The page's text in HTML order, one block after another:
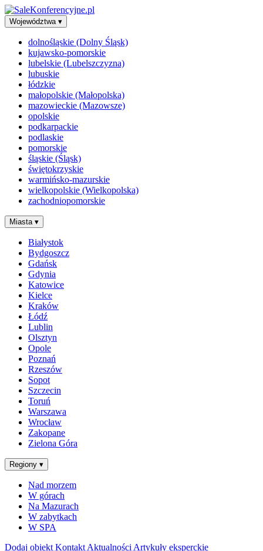
Województwa ▾
dolnośląskie (Dolny Śląsk)
kujawsko-pomorskie
lubelskie (Lubelszczyzna)
lubuskie
łódzkie
małopolskie (Małopolska)
mazowieckie (Mazowsze)
opolskie
podkarpackie
podlaskie
pomorskie
śląskie (Śląsk)
świętokrzyskie
warmińsko-mazurskie
wielkopolskie (Wielkopolska)
zachodniopomorskie
Miasta ▾
Białystok
Bydgoszcz
Gdańsk
Gdynia
Katowice
Kielce
Kraków
Łódź
Lublin
Olsztyn
Opole
Poznań
Rzeszów
Sopot
Szczecin
Toruń
Warszawa
Wrocław
Zakopane
Zielona Góra
Regiony ▾
Nad morzem
W górach
Na Mazurach
W zabytkach
W SPA
Dodaj obiekt Kontakt Aktualności Artykuły eksperckie